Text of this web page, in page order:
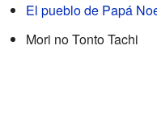
El pueblo de Papá
Mori no Tonto Tachi